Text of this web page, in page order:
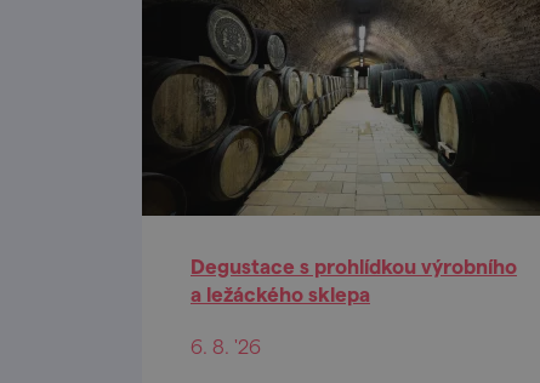
Degustace s prohlídkou výrobního
a ležáckého sklepa
6. 8. '26